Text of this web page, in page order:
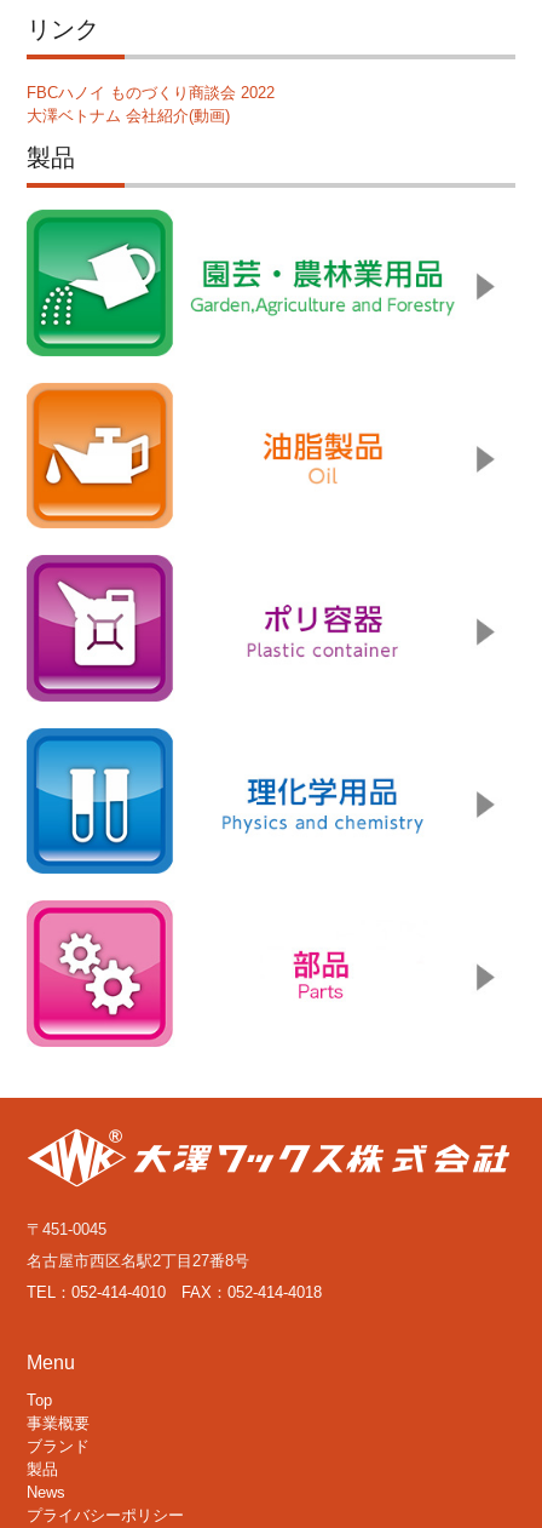
リンク
FBCハノイ ものづくり商談会 2022
大澤ベトナム 会社紹介(動画)
製品
〒451-0045
名古屋市西区名駅2丁目27番8号
TEL：052-414-4010 FAX：052-414-4018
Menu
Top
事業概要
ブランド
製品
News
プライバシーポリシー